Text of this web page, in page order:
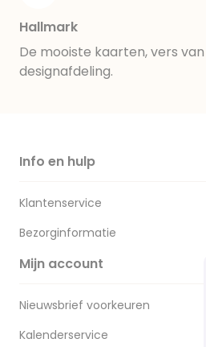
Hallmark
De mooiste kaarten, vers
designafdeling.
Info en hulp
Klantenservice
Bezorginformatie
Mijn account
Nieuwsbrief voorkeuren
Kalenderservice